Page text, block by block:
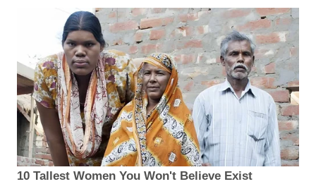
10 Tallest Women You Won't Believe Exist